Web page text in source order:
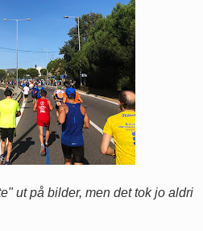
ut på bilder, men det tok jo aldri